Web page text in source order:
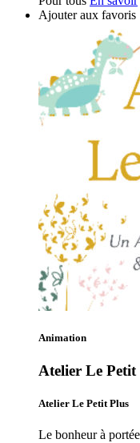
Ajouter aux favoris
Animation
Atelier Le Petit
Atelier Le Petit Plus
Le bonheur à